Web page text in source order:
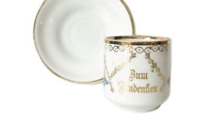
OŚWIETLENIE
MEBLE